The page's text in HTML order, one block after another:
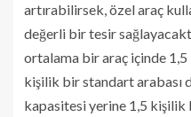
artırabilirsek, özel araç
değerli bir tesir
ortalama bir araç içinde 1,5
kişilik bir standart arabası
kapasitesi yerine 1,5